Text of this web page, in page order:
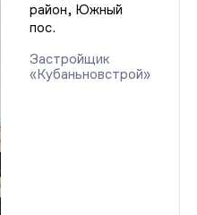
район, Южный
пос.
Застройщик
«Кубаньновстрой»